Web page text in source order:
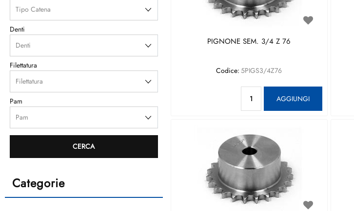
Denti
Filettatura
Pam
Categorie
PIGNONE SEM. 3/4 Z 76
Codice: 5PIGS3/4Z76
AGGIUNGI